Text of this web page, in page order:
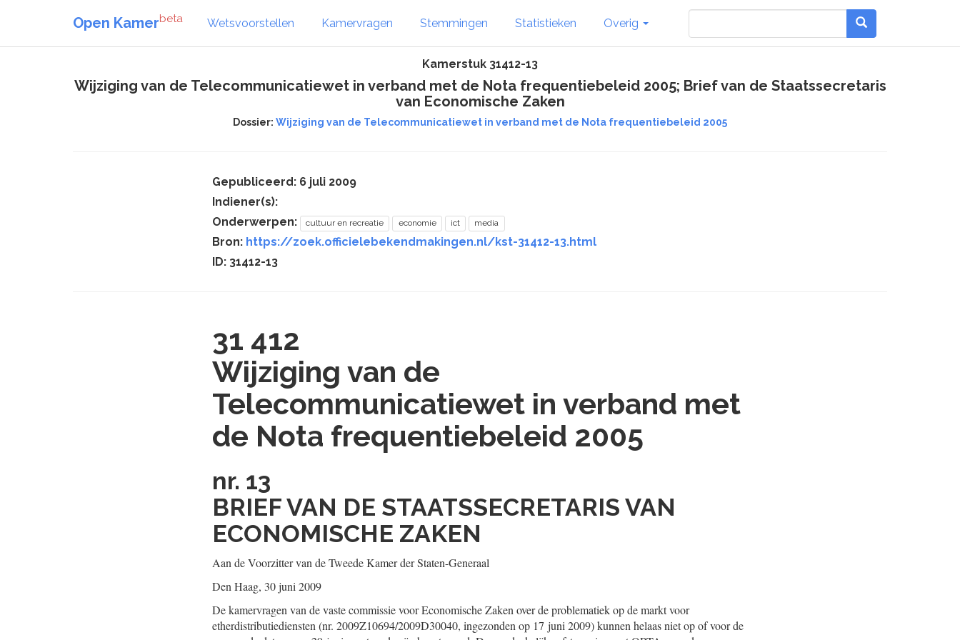
Open Kamerbeta Wetsvoorstellen Kamervragen Stemmingen Statistieken Overig
Kamerstuk 31412-13
Wijziging van de Telecommunicatiewet in verband met de Nota frequentiebeleid 2005; Brief van de Staatssecretaris
van Economische Zaken
Dossier: Wijziging van de Telecommunicatiewet in verband met de Nota frequentiebeleid 2005
Gepubliceerd: 6 juli 2009
Indiener(s):
Onderwerpen:
cultuur en recreatie economie ict media
Bron: https://zoek.officielebekendmakingen.nl/kst-31412-13.html
ID: 31412-13
31 412
Wijziging van de
Telecommunicatiewet in verband met
de Nota frequentiebeleid 2005
nr. 13
BRIEF VAN DE STAATSSECRETARIS VAN
ECONOMISCHE ZAKEN
Aan de Voorzitter van de Tweede Kamer der Staten-Generaal
Den Haag, 30 juni 2009
De kamervragen van de vaste commissie voor Economische Zaken over de problematiek op de markt voor
etherdistributiediensten (nr. 2009Z10694/2009D30040, ingezonden op 17 juni 2009) kunnen helaas niet op of voor de